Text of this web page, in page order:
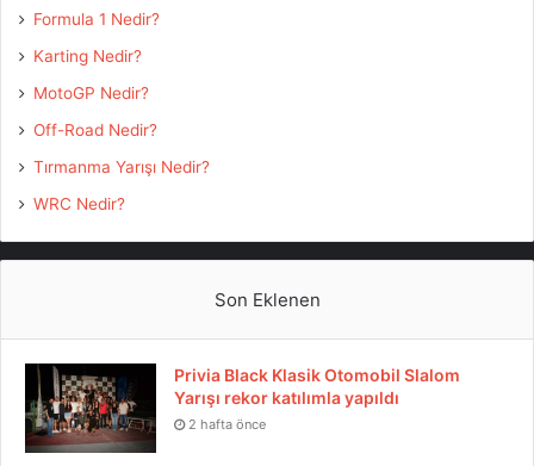
Formula 1 Nedir?
Karting Nedir?
MotoGP Nedir?
Off-Road Nedir?
Tırmanma Yarışı Nedir?
WRC Nedir?
Son Eklenen
Privia Black Klasik Otomobil Slalom
Yarışı rekor katılımla yapıldı
2 hafta önce